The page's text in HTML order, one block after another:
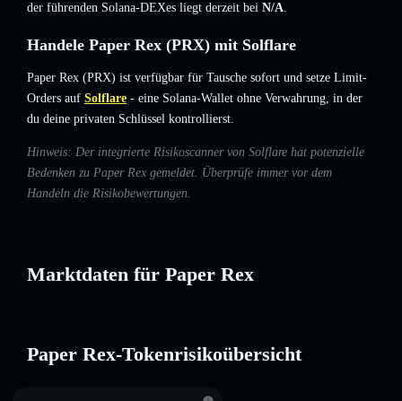
der führenden Solana-DEXes liegt derzeit bei N/A.
Handele Paper Rex (PRX) mit Solflare
Paper Rex (PRX) ist verfügbar für Tausche sofort und setze Limit-
Orders auf Solflare - eine Solana-Wallet ohne Verwahrung, in der
du deine privaten Schlüssel kontrollierst.
Hinweis: Der integrierte Risikoscanner von Solflare hat potenzielle
Bedenken zu Paper Rex gemeldet. Überprüfe immer vor dem
Handeln die Risikobewertungen.
Marktdaten für Paper Rex
Paper Rex-Tokenrisikoübersicht